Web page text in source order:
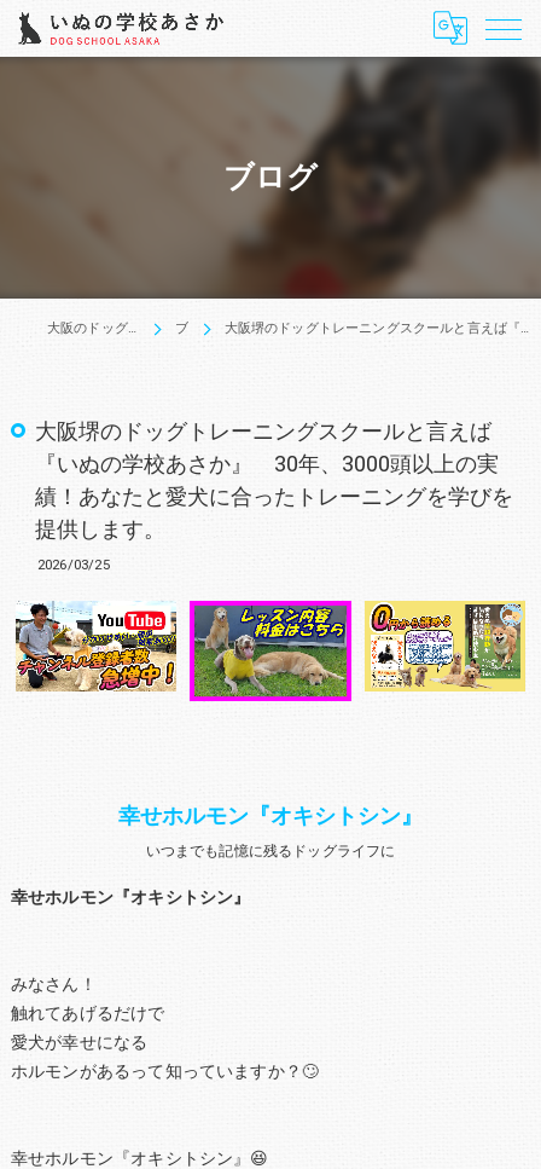
ブログ
大阪のドッグトレーニングはいぬの学校あさか ブログ 大阪堺のドッグトレーニングスクールと言えば『いぬの学校あさか』 30年、3000頭以上の実績！あなたと愛犬に合ったトレーニングを学びを提供します。
大阪堺のドッグトレーニングスクールと言えば
『いぬの学校あさか』 30年、3000頭以上の実
績！あなたと愛犬に合ったトレーニングを学びを
提供します。
2026/03/25
幸せホルモン『オキシトシン』
いつまでも記憶に残るドッグライフに
幸せホルモン『オキシトシン』
みなさん！
触れてあげるだけで
愛犬が幸せになる
ホルモンがあるって知っていますか？🙄
幸せホルモン『オキシトシン』😆